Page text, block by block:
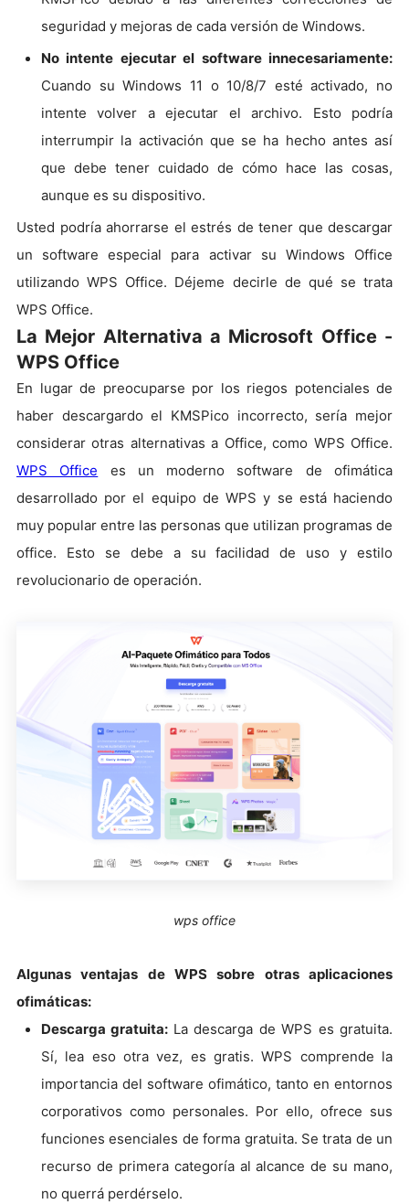
seguridad y mejoras de cada versión de Windows.
No intente ejecutar el software innecesariamente:
Cuando su Windows 11 o 10/8/7 esté activado, no
intente volver a ejecutar el archivo. Esto podría
interrumpir la activación que se ha hecho antes así
que debe tener cuidado de cómo hace las cosas,
aunque es su dispositivo.
Usted podría ahorrarse el estrés de tener que descargar
un software especial para activar su Windows Office
utilizando WPS Office. Déjeme decirle de qué se trata
WPS Office.
La Mejor Alternativa a Microsoft Office -
WPS Office
En lugar de preocuparse por los riegos potenciales de
haber descargardo el KMSPico incorrecto, sería mejor
considerar otras alternativas a Office, como WPS Office.
WPS Office es un moderno software de ofimática
desarrollado por el equipo de WPS y se está haciendo
muy popular entre las personas que utilizan programas de
office. Esto se debe a su facilidad de uso y estilo
revolucionario de operación.
wps office
Algunas ventajas de WPS sobre otras aplicaciones
ofimáticas:
Descarga gratuita: La descarga de WPS es gratuita.
Sí, lea eso otra vez, es gratis. WPS comprende la
importancia del software ofimático, tanto en entornos
corporativos como personales. Por ello, ofrece sus
funciones esenciales de forma gratuita. Se trata de un
recurso de primera categoría al alcance de su mano,
no querrá perdérselo.